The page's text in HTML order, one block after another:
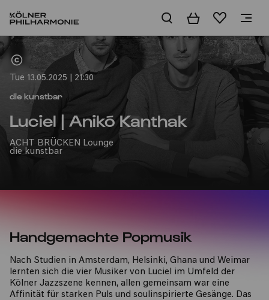
BasketWishlist
Home
Tue 13.05.2025 | 21:30
die kunstbar
Luciel | Anikó Kanthak
ACHT BRÜCKEN Lounge
die kunstbar
Handgemachte Popmusik
Nach Studien in Amsterdam, Helsinki, Ghana und Weimar
lernten sich die vier Musiker von Luciel im Umfeld der
Kölner Jazzszene kennen, allen gemeinsam war eine
Affinität für starken Puls und soulinspirierte Gesänge. Das